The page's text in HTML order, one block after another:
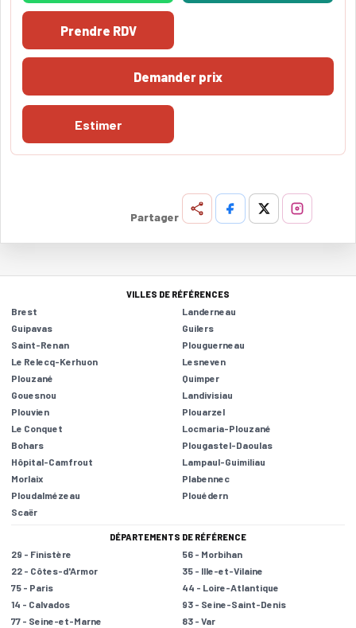
Prendre RDV
Demander prix
Estimer
Partager
VILLES DE RÉFÉRENCES
Brest
Landerneau
Guipavas
Guilers
Saint-Renan
Plouguerneau
Le Relecq-Kerhuon
Lesneven
Plouzané
Quimper
Gouesnou
Landivisiau
Plouvien
Plouarzel
Le Conquet
Locmaria-Plouzané
Bohars
Plougastel-Daoulas
Hôpital-Camfrout
Lampaul-Guimiliau
Morlaix
Plabennec
Ploudalmézeau
Plouédern
Scaër
DÉPARTEMENTS DE RÉFÉRENCE
29 - Finistère
56 - Morbihan
22 - Côtes-d'Armor
35 - Ille-et-Vilaine
75 - Paris
44 - Loire-Atlantique
14 - Calvados
93 - Seine-Saint-Denis
77 - Seine-et-Marne
83 - Var